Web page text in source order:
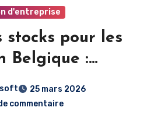
d'entreprise
stocks pour les
Belgique :
et outils
25 mars 2026
commentaire